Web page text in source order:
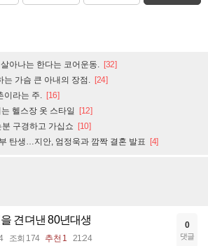
아나는 한다는 코어운동. [32]
는 가슴 큰 아내의 장점. [24]
이라는 주. [16]
헬스장 옷 스타일 [12]
구경하고 가십쇼 [10]
탄생…지안, 엄정욱과 깜짝 결혼 발표 [4]
견뎌낸 80년대생
조회 174 추천 1 21:24
0
댓글